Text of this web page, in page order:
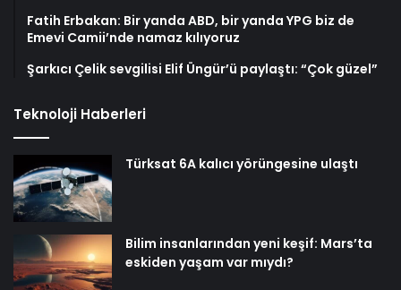
Fatih Erbakan: Bir yanda ABD, bir yanda YPG biz de
Emevi Camii’nde namaz kılıyoruz
Şarkıcı Çelik sevgilisi Elif Üngür’ü paylaştı: “Çok güzel”
Teknoloji Haberleri
Türksat 6A kalıcı yörüngesine ulaştı
Bilim insanlarından yeni keşif: Mars’ta
eskiden yaşam var mıydı?